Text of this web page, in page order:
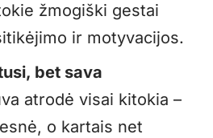
žmogiški gestai
ir motyvacijos.
bet sava
atrodė visai kitokia –
o kartais net